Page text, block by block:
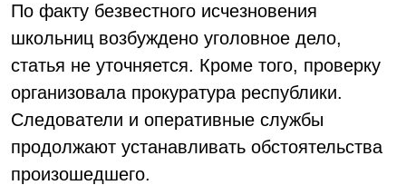
По факту безвестного исчезновения
школьниц возбуждено уголовное дело,
статья не уточняется. Кроме того, проверку
организовала прокуратура республики.
Следователи и оперативные службы
продолжают устанавливать обстоятельства
произошедшего.